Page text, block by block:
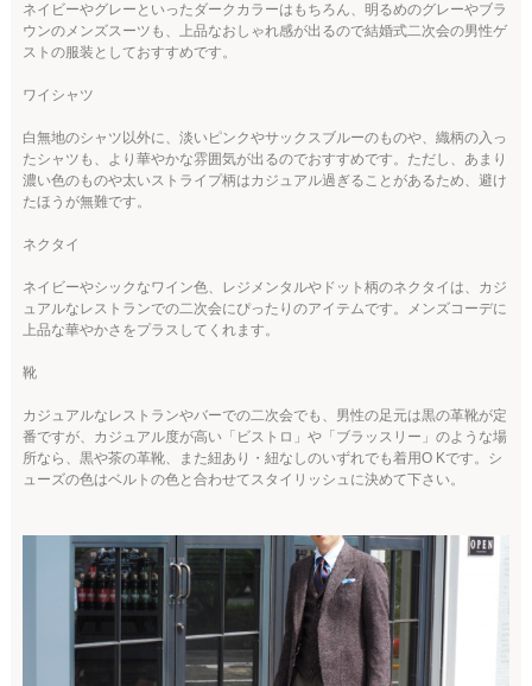
ネイビーやグレーといったダークカラーはもちろん、明るめのグレーやブラ
ウンのメンズスーツも、上品なおしゃれ感が出るので結婚式二次会の男性ゲ
ストの服装としておすすめです。
ワイシャツ
白無地のシャツ以外に、淡いピンクやサックスブルーのものや、織柄の入っ
たシャツも、より華やかな雰囲気が出るのでおすすめです。ただし、あまり
濃い色のものや太いストライプ柄はカジュアル過ぎることがあるため、避け
たほうが無難です。
ネクタイ
ネイビーやシックなワイン色、レジメンタルやドット柄のネクタイは、カジ
ュアルなレストランでの二次会にぴったりのアイテムです。メンズコーデに
上品な華やかさをプラスしてくれます。
靴
カジュアルなレストランやバーでの二次会でも、男性の足元は黒の革靴が定
番ですが、カジュアル度が高い「ビストロ」や「ブラッスリー」のような場
所なら、黒や茶の革靴、また紐あり・紐なしのいずれでも着用O Kです。シ
ューズの色はベルトの色と合わせてスタイリッシュに決めて下さい。